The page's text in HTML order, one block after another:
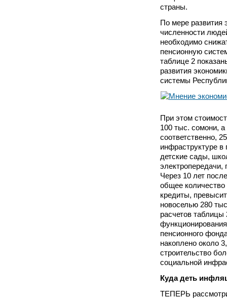
страны.
По мере развития
численности
необходимо
пенсионную
таблице 2
развития
системы
При этом
100 тыс. сомони,
соответственно,
инфраструктуре в
детские сады,
электропередачи,
Через 10 лет
общее
кредиты,
новоселью 280
расчетов таблицы
пенсионного
накоплено около
строительство
социальной
Куда деть
ТЕПЕРЬ